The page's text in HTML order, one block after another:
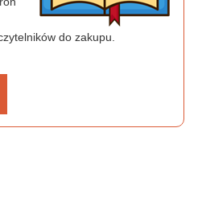
do zakupu.